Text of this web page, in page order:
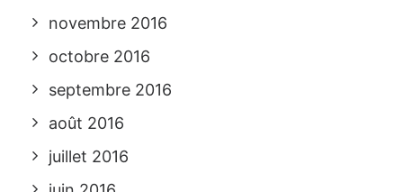
novembre 2016
octobre 2016
septembre 2016
août 2016
juillet 2016